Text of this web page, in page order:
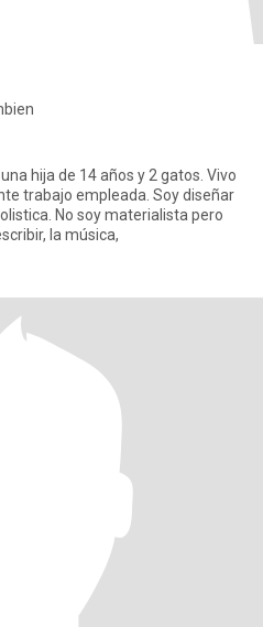
hija de 14 años y 2 gatos. Vivo
trabajo empleada. Soy diseñar
No soy materialista pero
la música,